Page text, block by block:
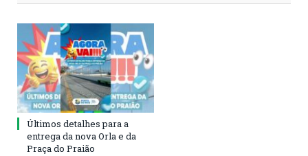
Últimos detalhes para a
entrega da nova Orla e da
Praça do Praião